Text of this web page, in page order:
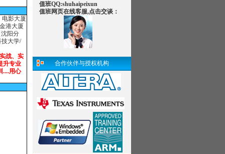
值班QQ:shuhaipeixun
值班网页在线客服,点击交谈：
合作伙伴与授权机构
港大厦
阳分
大学/
升专业
....用心